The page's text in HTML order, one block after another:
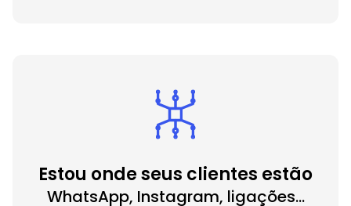
Estou onde seus clientes estão
WhatsApp, Instagram, ligações...